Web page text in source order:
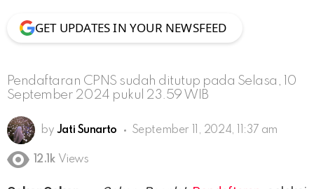
GET UPDATES IN YOUR NEWSFEED
Pendaftaran CPNS sudah ditutup pada Selasa, 10
September 2024 pukul 23.59 WIB
by Jati Sunarto September 11, 2024, 11:37 am
12.1k Views